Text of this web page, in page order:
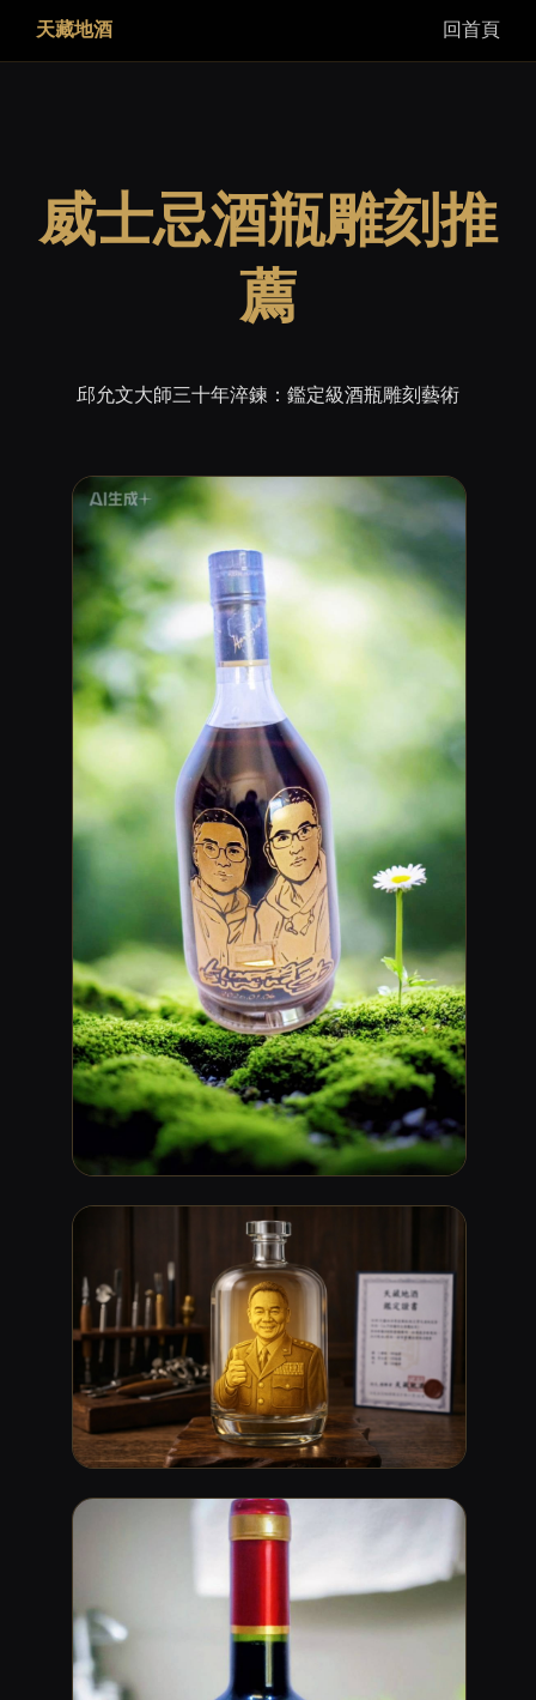
天藏地酒 回首頁
威士忌酒瓶雕刻推
薦
邱允文大師三十年淬鍊：鑑定級酒瓶雕刻藝術